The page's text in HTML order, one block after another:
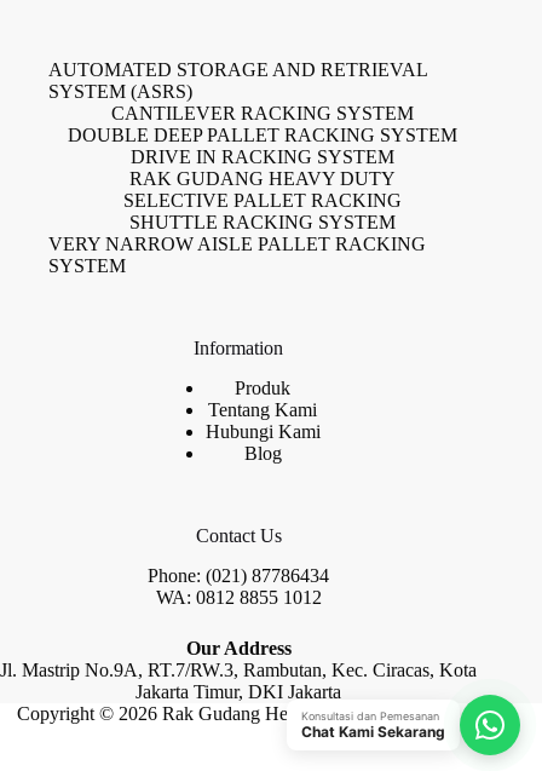
AUTOMATED STORAGE AND RETRIEVAL
SYSTEM (ASRS)
CANTILEVER RACKING SYSTEM
DOUBLE DEEP PALLET RACKING SYSTEM
DRIVE IN RACKING SYSTEM
RAK GUDANG HEAVY DUTY
SELECTIVE PALLET RACKING
SHUTTLE RACKING SYSTEM
VERY NARROW AISLE PALLET RACKING
SYSTEM
Information
Produk
Tentang Kami
Hubungi Kami
Blog
Contact Us
Phone: (021) 87786434
WA: 0812 8855 1012
Our Address
Jl. Mastrip No.9A, RT.7/RW.3, Rambutan, Kec. Ciracas, Kota
Jakarta Timur, DKI Jakarta
Copyright © 2026 Rak Gudang Heayy Duty by Raja Rak
Konsultasi dan Pemesanan
Chat Kami Sekarang